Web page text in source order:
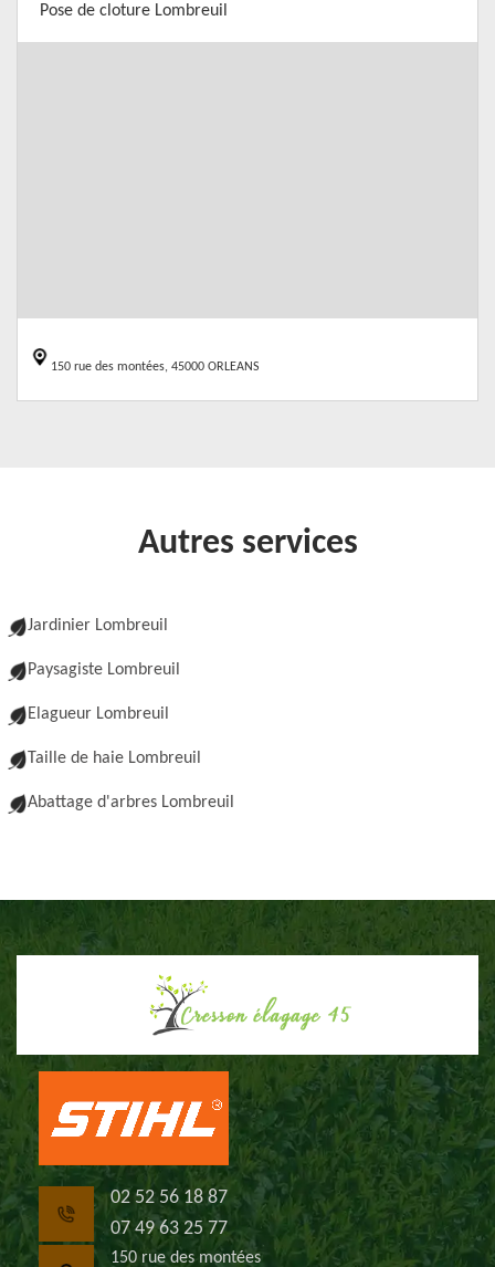
Pose de cloture Lombreuil
150 rue des montées, 45000 ORLEANS
Autres services
Jardinier Lombreuil
Paysagiste Lombreuil
Elagueur Lombreuil
Taille de haie Lombreuil
Abattage d'arbres Lombreuil
02 52 56 18 87
07 49 63 25 77
150 rue des montées